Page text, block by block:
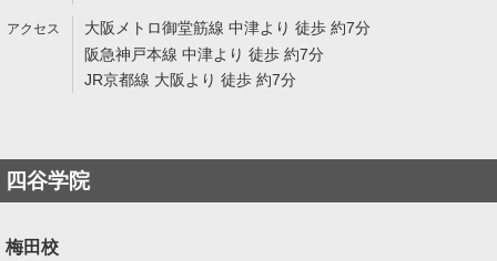
大阪メトロ御堂筋線 中津より 徒歩 約7分
阪急神戸本線 中津より 徒歩 約7分
JR京都線 大阪より 徒歩 約7分
四谷学院
梅田校